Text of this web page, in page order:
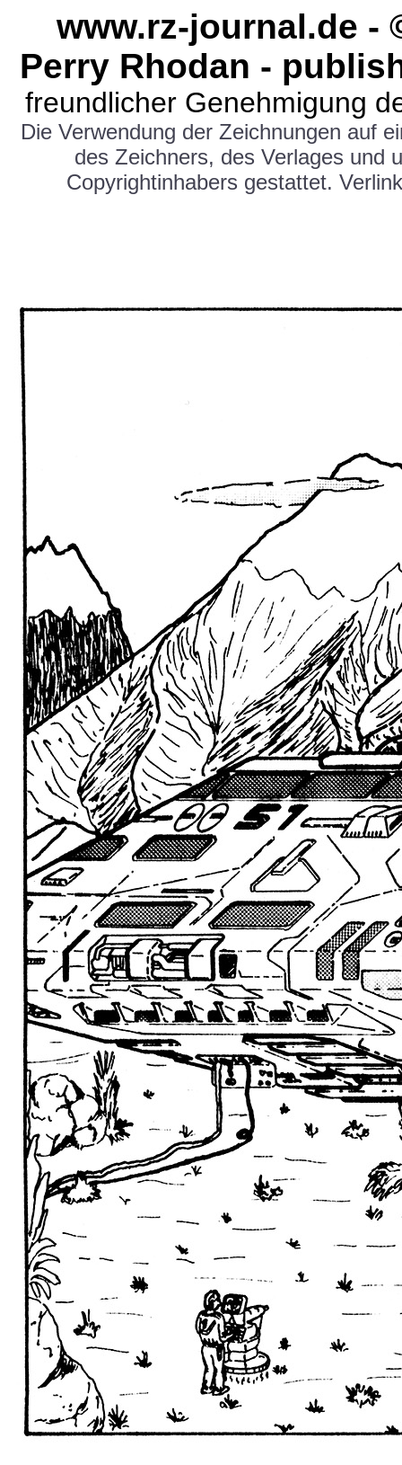
www.rz-journal.de -
Perry Rhodan -
freundlicher Genehmigung
Die Verwendung der Zeichnungen auf
des Zeichners, des Verlages und
Copyrightinhabers gestattet.